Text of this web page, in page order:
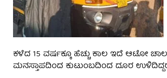
ಕಳೆದ 15 ವರ್ಷಕ್ಕೂ ಹೆಚ್ಚು ಕಾಲ ಇದೆ ಆಟೋ
ಮನಸ್ತಾಪದಿಂದ ಕುಟುಂಬದಿಂದ ದೂರ